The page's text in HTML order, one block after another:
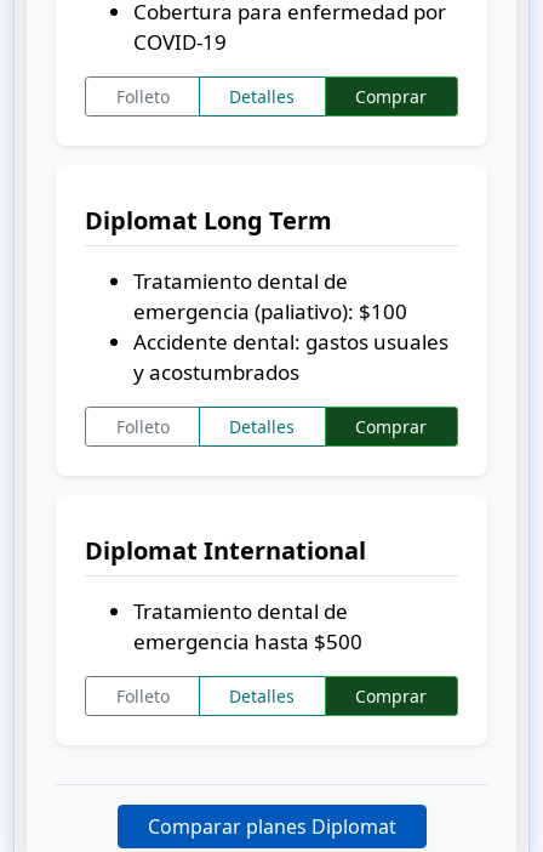
Cobertura para enfermedad por
COVID-19
Folleto Detalles Comprar
Diplomat Long Term
Tratamiento dental de
emergencia (paliativo): $100
Accidente dental: gastos usuales
y acostumbrados
Folleto Detalles Comprar
Diplomat International
Tratamiento dental de
emergencia hasta $500
Folleto Detalles Comprar
Comparar planes Diplomat